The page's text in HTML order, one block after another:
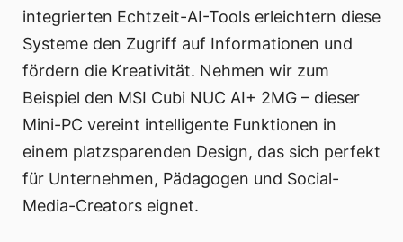
integrierten Echtzeit-AI-Tools erleichtern diese
Systeme den Zugriff auf Informationen und
fördern die Kreativität. Nehmen wir zum
Beispiel den MSI Cubi NUC AI+ 2MG – dieser
Mini-PC vereint intelligente Funktionen in
einem platzsparenden Design, das sich perfekt
für Unternehmen, Pädagogen und Social-
Media-Creators eignet.